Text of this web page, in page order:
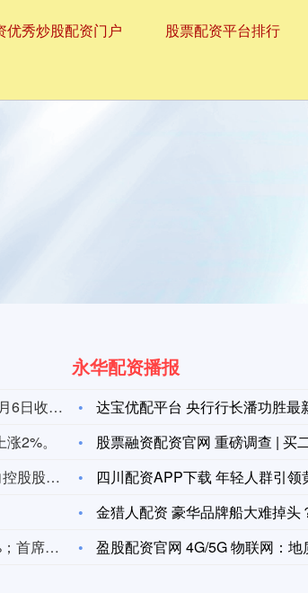
优秀炒股配资门户 股票配资平台排行
天原股份公告，公司于2026年8月6日收到深圳证券交易所上市审核中心出具的《关于宜宾天原集团股份有限公司申请向特定对象发行股票的审核中心意见告知函》，深交所认为公司符合发行条件、上市条件和信息披露要求，后续将按规定报中国证监会履行相关注册程序。该事项尚需获得中国证监会同意注册后方可实施。
2%。
皖维高新公告，拟向控股股东皖维集团发行A股股票，募集资金总额不超过23亿元，扣除发行费用后用于20万吨/年乙烯法功能性聚乙烯醇树脂项目（拟投入20亿元）、年产3000万平方米高世代面板用聚乙烯醇（PVA）光学薄膜项目（拟投入3亿元）。发行构成关联交易，皖维集团认购股份3年内不得转让。方案已获董事会审议通过，尚需国家出资企业审批同意、股东会审议通过、上交所审核通过并报中国证监会注册。
康菲石油股价盘前上涨2%；首席执行官瑞安·兰斯即将退休。
永华配资播报
达宝优配平台 央行行长潘功胜最新发声；国
股票融资配资官网 重磅调查 | 买二手房遭
四川配资APP下载 年轻人群引领
金猎人配资 豪华品牌船大难掉头？沃尔沃偏
盈股配资官网 4G/5G 物联网：地质灾害